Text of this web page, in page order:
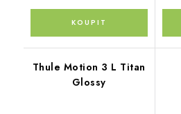
Thule Motion 3 L Titan
Glossy